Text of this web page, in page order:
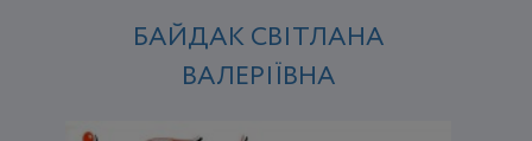
БАЙДАК СВІТЛАНА
ВАЛЕРІЇВНА